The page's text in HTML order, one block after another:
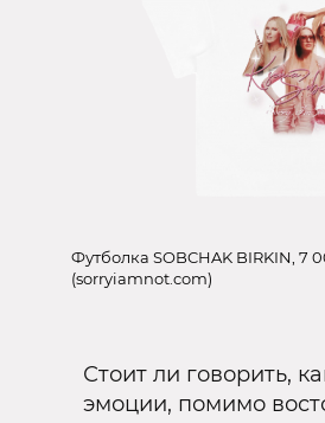
Футболка SOBCHAK BIRKIN, 7
(sorryiamnot.com)
Стоит ли говорить,
эмоции, помимо